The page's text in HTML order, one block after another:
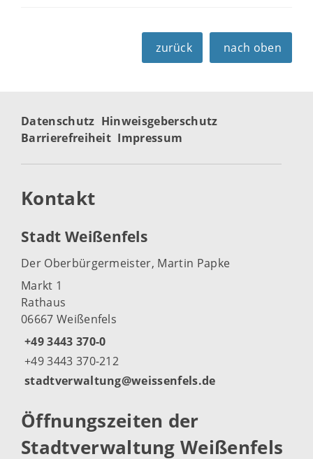
zurück nach oben
Datenschutz Hinweisgeberschutz
Barrierefreiheit Impressum
Kontakt
Stadt Weißenfels
Der Oberbürgermeister, Martin Papke
Markt 1
Rathaus
06667 Weißenfels
+49 3443 370-0
+49 3443 370-212
stadtverwaltung@weissenfels.de
Öffnungszeiten der
Stadtverwaltung Weißenfels